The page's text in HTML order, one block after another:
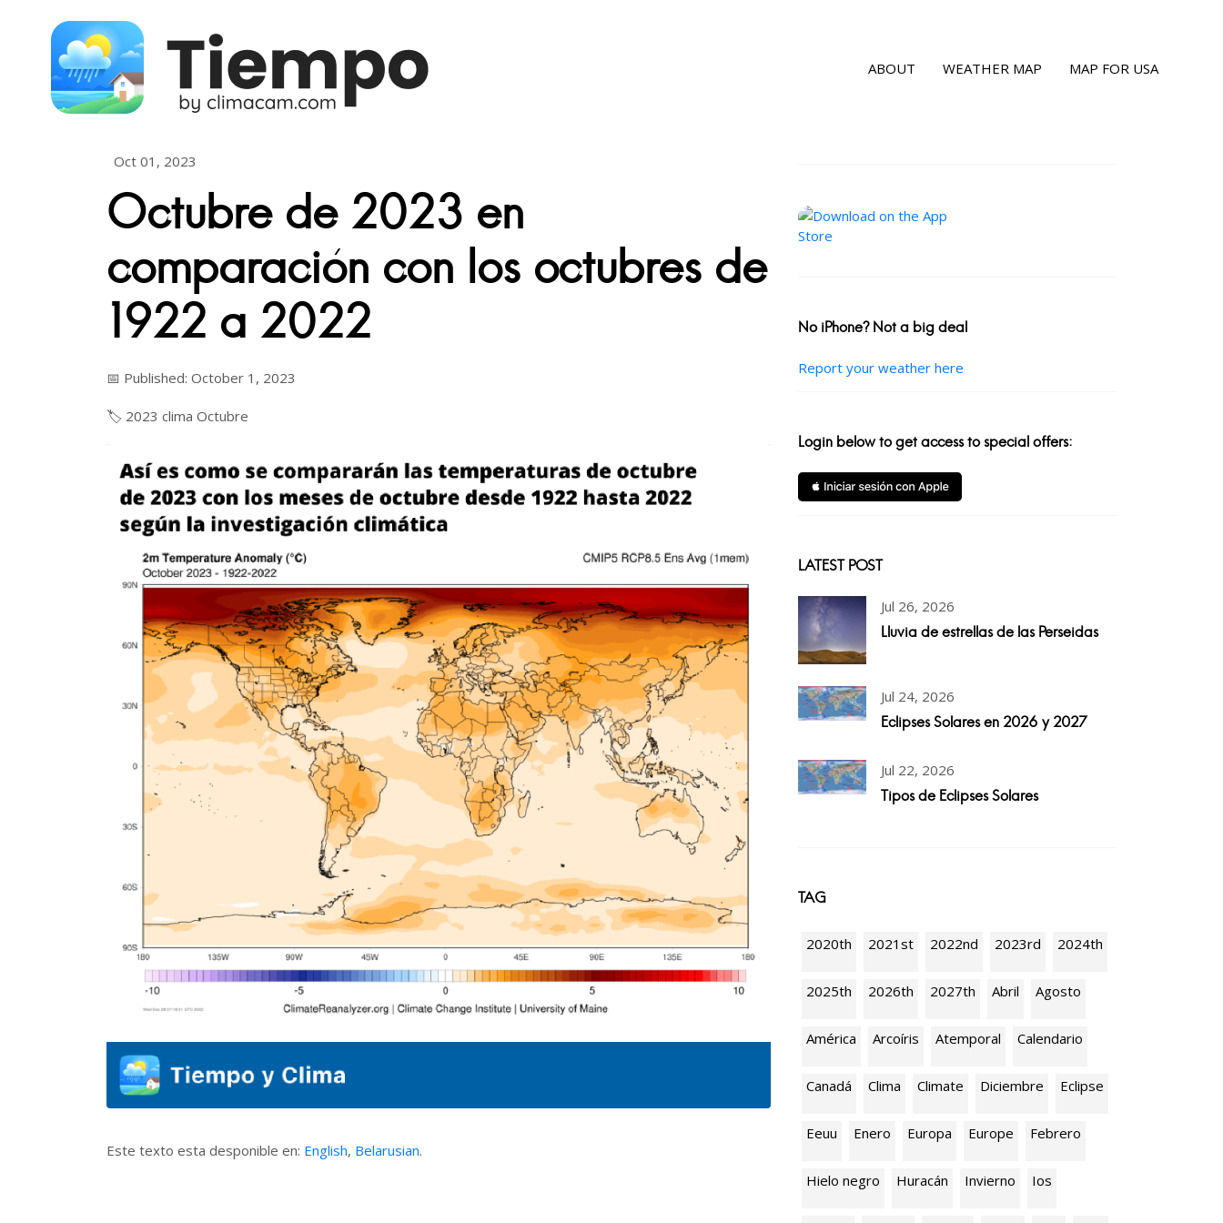
ABOUT WEATHER MAP MAP FOR USA
Oct 01, 2023
Octubre de 2023 en
comparación con los octubres de
1922 a 2022
📅 Published: October 1, 2023
🏷️ 2023 clima Octubre
Este texto esta desponible en: English, Belarusian.
No iPhone? Not a big deal
Report your weather here
Login below to get access to special offers:
LATEST POST
Jul 26, 2026
Lluvia de estrellas de las Perseidas
Jul 24, 2026
Eclipses Solares en 2026 y 2027
Jul 22, 2026
Tipos de Eclipses Solares
TAG
2020th 2021st 2022nd 2023rd 2024th
2025th 2026th 2027th Abril Agosto
América Arcoíris Atemporal Calendario
Canadá Clima Climate Diciembre Eclipse
Eeuu Enero Europa Europe Febrero
Hielo negro Huracán Invierno Ios